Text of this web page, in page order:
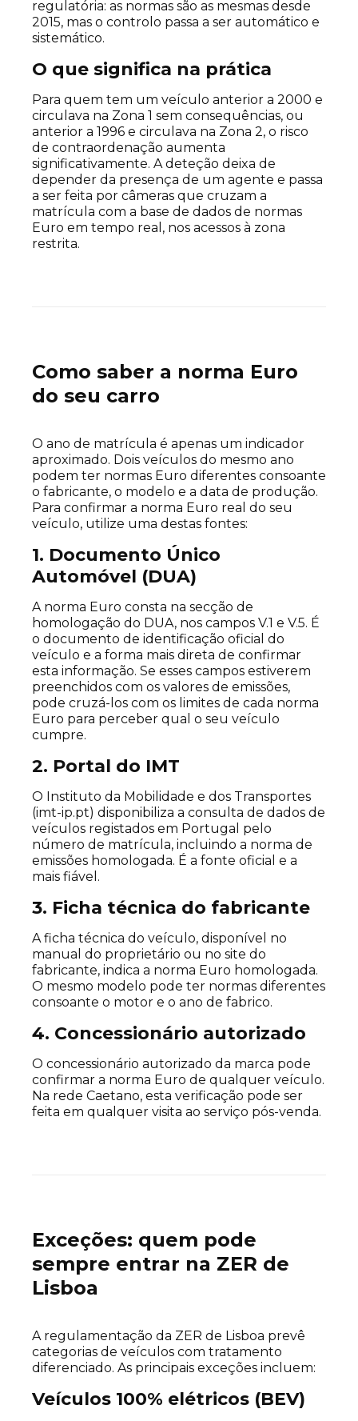
regulatória: as normas são as mesmas desde
2015, mas o controlo passa a ser automático e
sistemático.
O que significa na prática
Para quem tem um veículo anterior a 2000 e
circulava na Zona 1 sem consequências, ou
anterior a 1996 e circulava na Zona 2, o risco
de contraordenação aumenta
significativamente. A deteção deixa de
depender da presença de um agente e passa
a ser feita por câmeras que cruzam a
matrícula com a base de dados de normas
Euro em tempo real, nos acessos à zona
restrita.
Como saber a norma Euro
do seu carro
O ano de matrícula é apenas um indicador
aproximado. Dois veículos do mesmo ano
podem ter normas Euro diferentes consoante
o fabricante, o modelo e a data de produção.
Para confirmar a norma Euro real do seu
veículo, utilize uma destas fontes:
1. Documento Único
Automóvel (DUA)
A norma Euro consta na secção de
homologação do DUA, nos campos V.1 e V.5. É
o documento de identificação oficial do
veículo e a forma mais direta de confirmar
esta informação. Se esses campos estiverem
preenchidos com os valores de emissões,
pode cruzá-los com os limites de cada norma
Euro para perceber qual o seu veículo
cumpre.
2. Portal do IMT
O Instituto da Mobilidade e dos Transportes
(imt-ip.pt) disponibiliza a consulta de dados de
veículos registados em Portugal pelo
número de matrícula, incluindo a norma de
emissões homologada. É a fonte oficial e a
mais fiável.
3. Ficha técnica do fabricante
A ficha técnica do veículo, disponível no
manual do proprietário ou no site do
fabricante, indica a norma Euro homologada.
O mesmo modelo pode ter normas diferentes
consoante o motor e o ano de fabrico.
4. Concessionário autorizado
O concessionário autorizado da marca pode
confirmar a norma Euro de qualquer veículo.
Na rede Caetano, esta verificação pode ser
feita em qualquer visita ao serviço pós-venda.
Exceções: quem pode
sempre entrar na ZER de
Lisboa
A regulamentação da ZER de Lisboa prevê
categorias de veículos com tratamento
diferenciado. As principais exceções incluem:
Veículos 100% elétricos (BEV)